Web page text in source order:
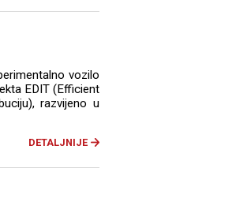
vozilo
EDIT (Efficient
razvijeno u
DETALJNIJE